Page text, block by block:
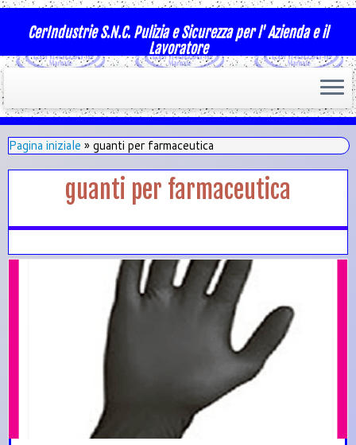
CerIndustrie S.N.C. Pulizia e Sicurezza per l' Azienda e il
Lavoratore
Pagina iniziale » guanti per farmaceutica
guanti per farmaceutica